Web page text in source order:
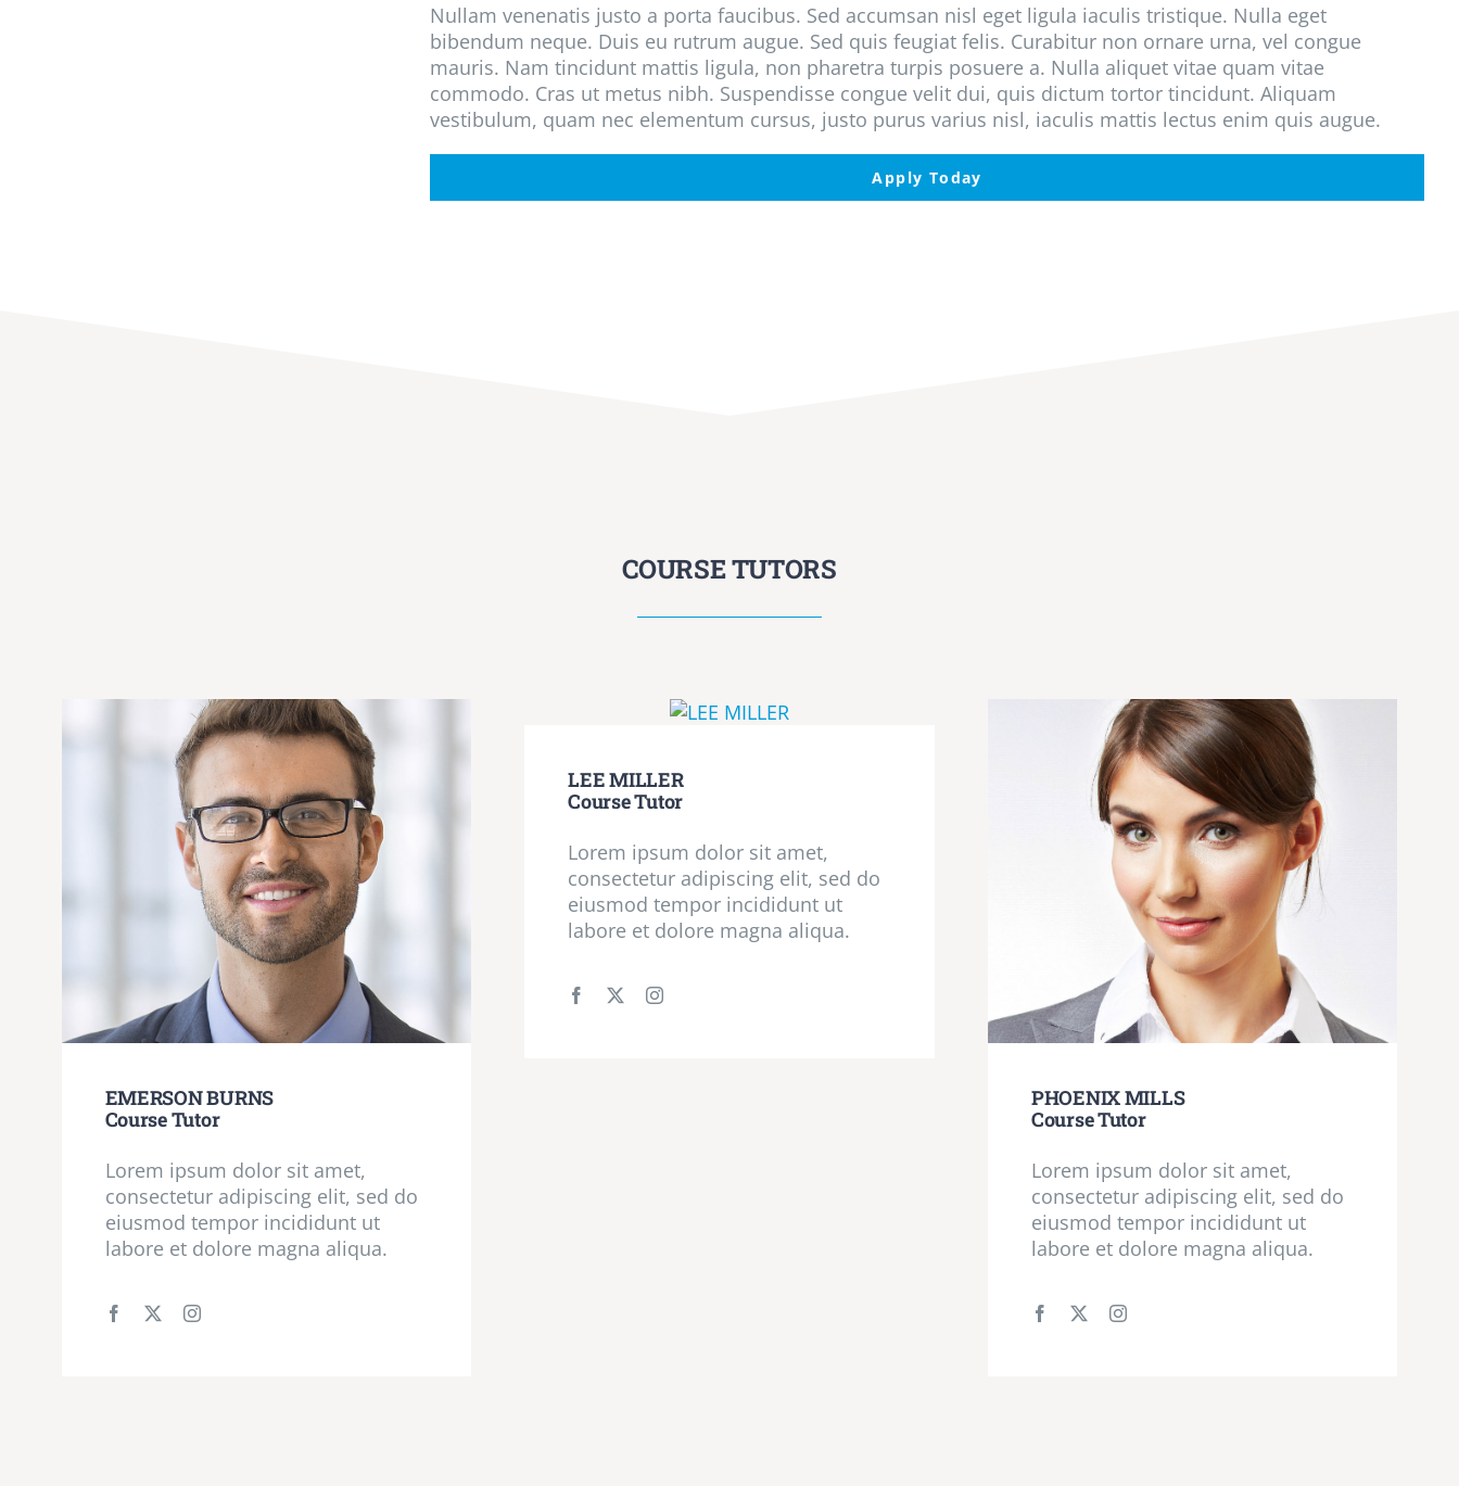
Nullam venenatis justo a porta faucibus. Sed accumsan nisl eget ligula iaculis tristique. Nulla eget
bibendum neque. Duis eu rutrum augue. Sed quis feugiat felis. Curabitur non ornare urna, vel congue
mauris. Nam tincidunt mattis ligula, non pharetra turpis posuere a. Nulla aliquet vitae quam vitae
commodo. Cras ut metus nibh. Suspendisse congue velit dui, quis dictum tortor tincidunt. Aliquam
vestibulum, quam nec elementum cursus, justo purus varius nisl, iaculis mattis lectus enim quis augue.
Apply Today
COURSE TUTORS
EMERSON BURNS
Course Tutor
Lorem ipsum dolor sit amet,
consectetur adipiscing elit, sed do
eiusmod tempor incididunt ut
labore et dolore magna aliqua.
LEE MILLER
Course Tutor
Lorem ipsum dolor sit amet,
consectetur adipiscing elit, sed do
eiusmod tempor incididunt ut
labore et dolore magna aliqua.
PHOENIX MILLS
Course Tutor
Lorem ipsum dolor sit amet,
consectetur adipiscing elit, sed do
eiusmod tempor incididunt ut
labore et dolore magna aliqua.